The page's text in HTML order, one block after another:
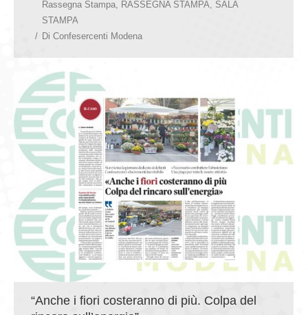
Rassegna Stampa, RASSEGNA STAMPA, SALA
STAMPA
Di Confesercenti Modena
“Anche i fiori costeranno di più. Colpa del